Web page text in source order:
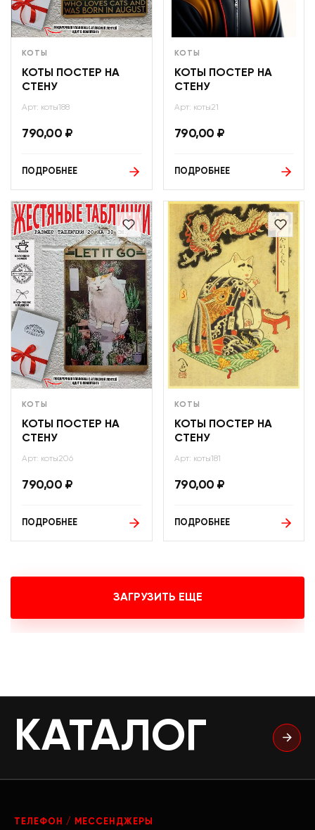
КОТЫ
КОТЫ ПОСТЕР НА
СТЕНУ
Арт: коты188
790,00 ₽
ПОДРОБНЕЕ
КОТЫ
КОТЫ ПОСТЕР НА
СТЕНУ
Арт: коты21
790,00 ₽
ПОДРОБНЕЕ
КОТЫ
КОТЫ ПОСТЕР НА
СТЕНУ
Арт: коты206
790,00 ₽
ПОДРОБНЕЕ
КОТЫ
КОТЫ ПОСТЕР НА
СТЕНУ
Арт: коты181
790,00 ₽
ПОДРОБНЕЕ
ЗАГРУЗИТЬ ЕЩЕ
КАТАЛОГ
ТЕЛЕФОН / МЕССЕНДЖЕРЫ